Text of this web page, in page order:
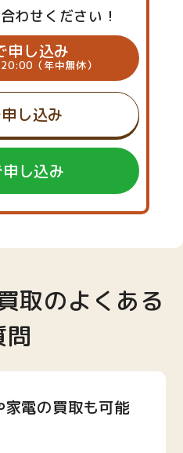
わせください！
申し込み
（年中無休）
し込み
し込み
取のよくある
問
家電の買取も可能